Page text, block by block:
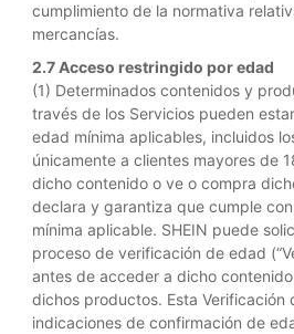
cumplimiento de la normativa
mercancías.
2.7 Acceso restringido por edad
(1) Determinados contenidos y
través de los Servicios pueden
edad mínima aplicables, incluidos
únicamente a clientes mayores de
dicho contenido o ve o compra
declara y garantiza que cumple
mínima aplicable. SHEIN puede
proceso de verificación de edad
antes de acceder a dicho
dichos productos. Esta Verificación
indicaciones de confirmación de